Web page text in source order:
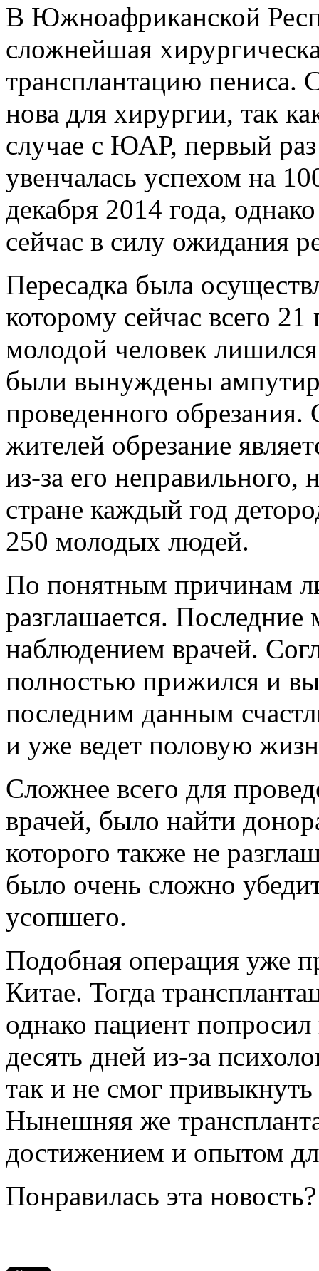
В Южноафриканской
сложнейшая
трансплантацию пениса.
нова для хирургии, так
случае с ЮАР, первый раз
увенчалась успехом на
декабря 2014 года,
сейчас в силу ожидания
Пересадка была
которому сейчас всего
молодой человек лишился
были вынуждены
проведенного
жителей обрезание
из-за его неправильного,
стране каждый год
250 молодых людей.
По понятным причинам
разглашается.
наблюдением врачей.
полностью прижился и
последним данным
и уже ведет половую
Сложнее всего для
врачей, было найти
которого также не
было очень сложно
усопшего.
Подобная операция уже
Китае. Тогда
однако пациент
десять дней из-за
так и не смог
Нынешняя же
достижением и опытом
Понравилась эта